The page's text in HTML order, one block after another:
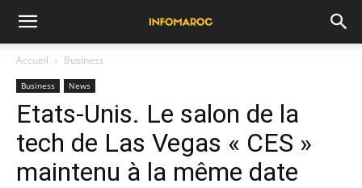
Accueil Business
Business News
Etats-Unis. Le salon de la
tech de Las Vegas « CES »
maintenu à la même date